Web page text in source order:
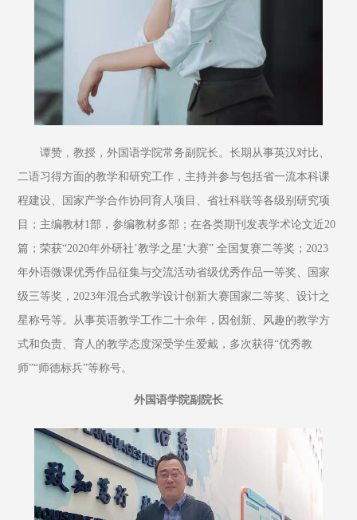
谭赞，教授，外国语学院常务副院长。长期从事英汉对比、
二语习得方面的教学和研究工作，主持并参与包括省一流本科课
程建设、国家产学合作协同育人项目、省社科联等各级别研究项
目；主编教材1部，参编教材多部；在各类期刊发表学术论文近20
篇；荣获“2020年外研社’教学之星’大赛” 全国复赛二等奖；2023
年外语微课优秀作品征集与交流活动省级优秀作品一等奖、国家
级三等奖，2023年混合式教学设计创新大赛国家二等奖、设计之
星称号等。从事英语教学工作二十余年，因创新、风趣的教学方
式和负责、育人的教学态度深受学生爱戴，多次获得“优秀教
师”“师德标兵”等称号。
外国语学院副院长